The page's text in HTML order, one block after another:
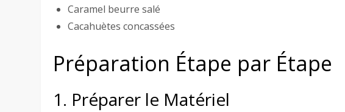
Caramel beurre salé
Cacahuètes concassées
Préparation Étape par Étape
1. Préparer le Matériel